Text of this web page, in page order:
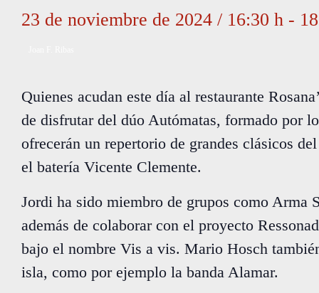
23 de noviembre de 2024 / 16:30 h -
Quienes acudan este día al restaurante
de disfrutar del dúo Autómatas, formado por
ofrecerán un repertorio de grandes clásicos
el batería Vicente Clemente.
Jordi ha sido miembro de grupos como
además de colaborar con el proyecto
bajo el nombre Vis a vis. Mario Hosch
isla, como por ejemplo la banda Alamar.